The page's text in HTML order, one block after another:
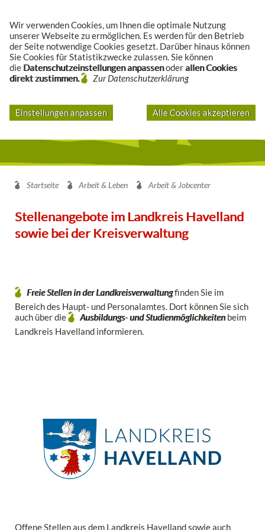
Wir verwenden Cookies, um Ihnen die optimale Nutzung
unserer Webseite zu ermöglichen. Es werden für den Betrieb
der Seite notwendige Cookies gesetzt. Darüber hinaus können
Sie Cookies für Statistikzwecke zulassen. Sie können
die Datenschutzeinstellungen anpassenoderallen Cookies
direkt zustimmen.
Zur Datenschutzerklärung
Einstellungen anpassen Alle Cookies akzeptieren
Startseite Arbeit & Leben Arbeit & Jobcenter
Stellenangebote im Landkreis Havelland
sowie bei der Kreisverwaltung
Freie Stellen in der Landkreisverwaltungfinden Sie im
Bereich des Haupt- und Personalamtes. Dort können Sie sich
auch über die
Ausbildungs- und Studienmöglichkeiten beim
Landkreis Havelland informieren.
Offene Stellen aus dem Landkreis Havelland sowie auch